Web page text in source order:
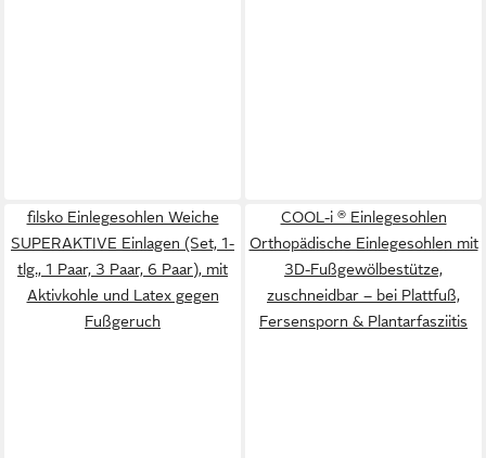
filsko Einlegesohlen Weiche
SUPERAKTIVE Einlagen (Set, 1-
tlg., 1 Paar, 3 Paar, 6 Paar), mit
Aktivkohle und Latex gegen
Fußgeruch
COOL-i ® Einlegesohlen
Orthopädische Einlegesohlen mit
3D-Fußgewölbestütze,
zuschneidbar – bei Plattfuß,
Fersensporn & Plantarfasziitis